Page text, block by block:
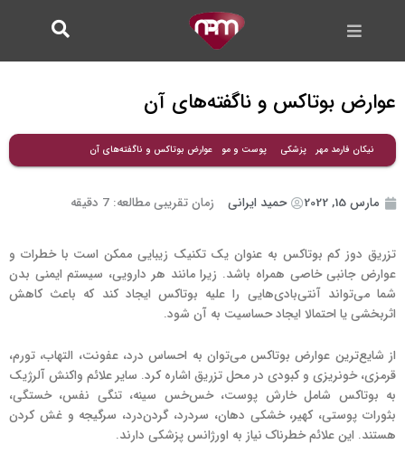
عوارض بوتاکس و ناگفته‌های آن
نیکان فارمد مهر پزشکی پوست و مو عوارض بوتاکس و ناگفته‌های آن
مارس 15, 2022 حمید ایرانی زمان تقریبی مطالعه: 7 دقیقه
تزریق دوز کم بوتاکس به عنوان یک تکنیک زیبایی ممکن است با خطرات و
عوارض جانبی خاصی همراه باشد. زیرا مانند هر دارویی، سیستم ایمنی بدن
شما می‌تواند آنتی‌بادی‌هایی را علیه بوتاکس ایجاد کند که باعث کاهش
اثربخشی یا احتمالا ایجاد حساسیت به آن ‌‌شود.
از شایع‌ترین عوارض بوتاکس می‌توان به احساس درد، عفونت، التهاب، تورم،
قرمزی، خونریزی و کبودی در محل تزریق اشاره کرد. سایر علائم واکنش آلرژیک
به بوتاکس شامل خارش پوست، خس‌خس سینه، تنگی نفس، خستگی،
بثورات پوستی، کهیر، خشکی دهان، سردرد، گردن‌درد، سرگیجه و غش کردن
هستند. این علائم خطرناک نیاز به اورژانس پزشکی دارند.